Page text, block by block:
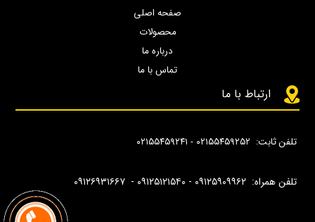
صفحه اصلی
محصولات
درباره ما
تماس با ما
ارتباط با ما
تلفن ثابت: ۰۲۱۵۵۴۵۹۲۵۲ - ۰۲۱۵۵۴۵۹۲۴۱
تلفن همراه: ۰۹۱۲۵۹۰۹۹۶۲ - ۰۹۱۲۵۱۲۱۵۴۰‌‌‌ - ۰۹۱۲۶۹۳۱۶۶۷